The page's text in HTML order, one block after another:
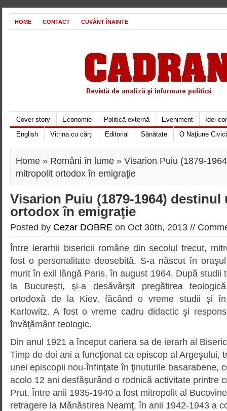
HOME CONTACT CUVÂNT ÎNAINTE
Cover story Economie Politică externă Eveniment
Idei
English
Vitrina cu cărți Editorial Sănătate O Naţiune
Home » Români în lume » Visarion Puiu (1879-
mitropolit ortodox în emigraţie
Visarion Puiu (1879-1964)
ortodox în emigraţie
Posted by Cezar DOBRE on Oct 30th, 2013 //
Între ierarhii bisericii române din secolul trecut,
fost o perso­nalitate deosebită. S-a născut în
murit în exil lân­gă Paris, în august 1964. După studii
la Bucureşti, şi-a desăvârşit pregătirea
ortodoxă de la Kiev, făcând o vreme studii şi
Karlowitz. A fost o vreme cadru didactic şi
învăţământ teologic.
Din anul 1921 a început cariera sa de ierarh al
Timp de doi ani a funcţionat ca episcop al Argeşului,
unei episcopii nou-înfinţate în ţinuturile basarabene,
acolo 12 ani desfăşurând o rodnică activitate printre
Prut. Între anii 1935-1940 a fost mitropolit al
retragere la Mănăstirea Neamţ, în anii 1942-1943 a